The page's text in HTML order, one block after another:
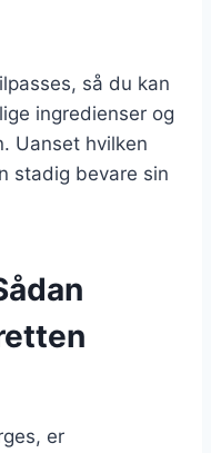
så du kan
ingredienser og
Uanset hvilken
stadig bevare sin
er